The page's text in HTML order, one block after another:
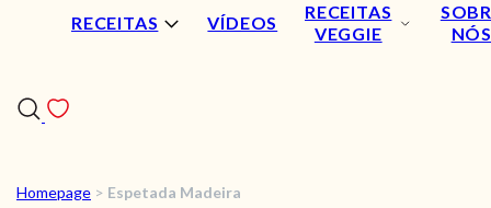
RECEITAS VÍDEOS
RECEITAS
VEGGIE
NÓS
RECEITAS
Homepage > Espetada Madeira